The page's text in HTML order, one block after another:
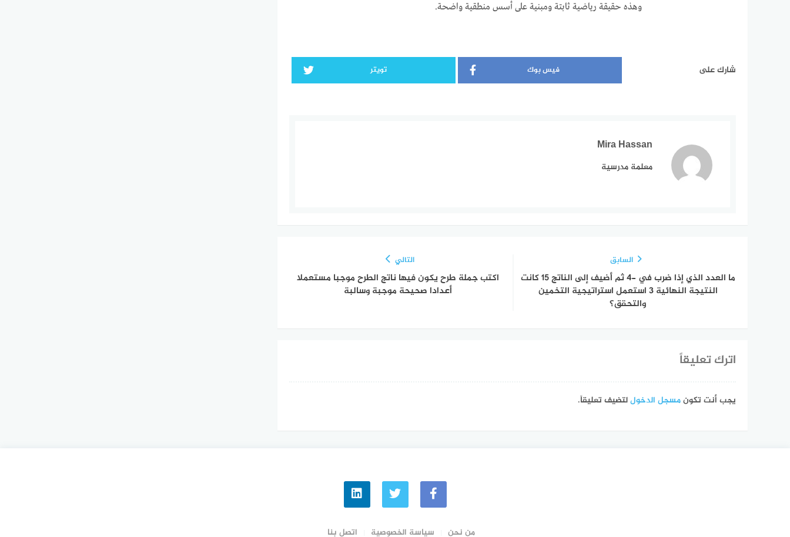
وهذه حقيقة رياضية ثابتة ومبنية على أسس منطقية واضحة.
شارك على فيس بوك تويتر
Mira Hassan
معلمة مدرسية
السابق
ما العدد الذي إذا ضرب في -4 ثم أضيف إلى الناتج 15 كانت
النتيجة النهائية 3 استعمل استراتيجية التخمين
والتحقق؟
التالي
اكتب جملة طرح يكون فيها ناتج الطرح موجبا مستعملا
أعدادا صحيحة موجبة وسالبة
اترك تعليقاً
يجب أنت تكونمسجل الدخوللتضيف تعليقاً.
من نحن سياسة الخصوصية اتصل بنا